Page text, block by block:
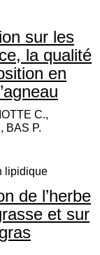
sur les
la qualité
en
C.,
BAS P.
lipidique
de l’herbe
et sur